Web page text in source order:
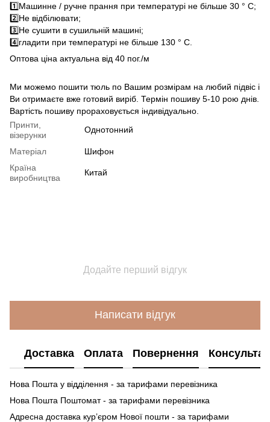
1️⃣Машинне / ручне прання при температурі не більше 30 ° C;
2️⃣Не відбілювати;
3️⃣Не сушити в сушильній машині;
4️⃣гладити при температурі не більше 130 ° C.
Оптова ціна актуальна від 40 пог./м
Ми можемо пошити тюль по Вашим розмірам на любий підвіс і
Ви отримаєте вже готовий виріб. Термін пошиву 5-10 рою днів.
Вартість пошиву прораховується індивідуально.
Принти,
візерунки
Однотонний
Матеріал
Шифон
Країна
виробництва
Китай
Додайте перший відгук
Написати відгук
Доставка Оплата Повернення
Нова Пошта у відділення - за тарифами перевізника
Нова Пошта Поштомат - за тарифами перевізника
Адресна доставка кур’єром Нової пошти - за тарифами